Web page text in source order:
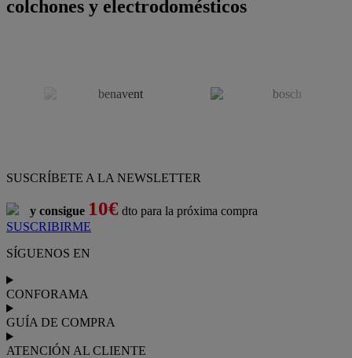
colchones y electrodomésticos
SUSCRÍBETE A LA NEWSLETTER
y consigue 10€ dto para la próxima compra
SUSCRIBIRME
SÍGUENOS EN
CONFORAMA
GUÍA DE COMPRA
ATENCIÓN AL CLIENTE